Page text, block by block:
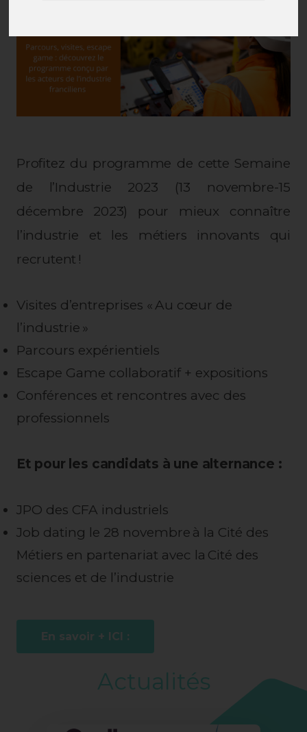
Profitez du programme de cette Semaine
de l’Industrie 2023 (13 novembre-15
décembre 2023) pour mieux connaître
l’industrie et les métiers innovants qui
recrutent !
Visites d’entreprises « Au cœur de
l’industrie »
Parcours expérientiels
Escape Game collaboratif + expositions
Conférences et rencontres avec des
professionnels
Et pour les candidats à une alternance :
JPO des CFA industriels
Job dating le 28 novembre à la Cité des
Métiers en partenariat avec la Cité des
sciences et de l’industrie
En savoir + ICI :
Actualités